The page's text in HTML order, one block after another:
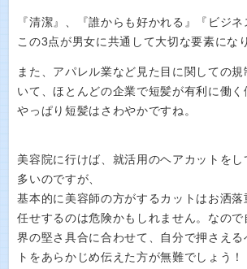
『清潔』、『誰からも好かれる』『ビジネ
この3点が男女に共通して大切な要素にな
また、アパレル業など見た目に関しての
いて、ほとんどの企業で短髪が有利に働く
やっぱり短髪はさわやかですね。
美容院に行けば、就活用のヘアカットを
多いのですが、
基本的に美容師の方がするカットはお洒落
任せするのは危険かもしれません。なの
界の堅さ具合に合わせて、自分で押さえる
トをあらかじめ伝えた方が無難でしょう！